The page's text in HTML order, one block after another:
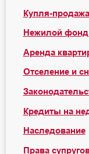
Купля-
Нежилой фонд
Аренда
Отселение и
Кредиты на
Наследование
Права